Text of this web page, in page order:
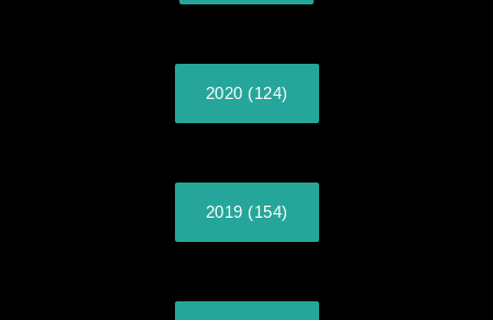
2020 (124)
2019 (154)